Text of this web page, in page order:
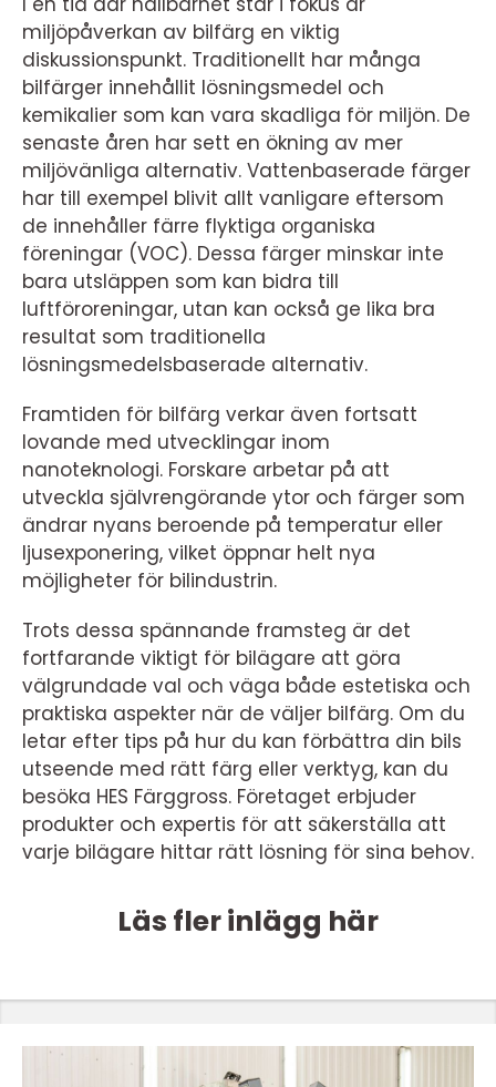
miljöpåverkan av bilfärg en viktig
diskussionspunkt. Traditionellt har många
bilfärger innehållit lösningsmedel och
kemikalier som kan vara skadliga för miljön. De
senaste åren har sett en ökning av mer
miljövänliga alternativ. Vattenbaserade färger
har till exempel blivit allt vanligare eftersom
de innehåller färre flyktiga organiska
föreningar (VOC). Dessa färger minskar inte
bara utsläppen som kan bidra till
luftföroreningar, utan kan också ge lika bra
resultat som traditionella
lösningsmedelsbaserade alternativ.
Framtiden för bilfärg verkar även fortsatt
lovande med utvecklingar inom
nanoteknologi. Forskare arbetar på att
utveckla självrengörande ytor och färger som
ändrar nyans beroende på temperatur eller
ljusexponering, vilket öppnar helt nya
möjligheter för bilindustrin.
Trots dessa spännande framsteg är det
fortfarande viktigt för bilägare att göra
välgrundade val och väga både estetiska och
praktiska aspekter när de väljer bilfärg. Om du
letar efter tips på hur du kan förbättra din bils
utseende med rätt färg eller verktyg, kan du
besöka HES Färggross. Företaget erbjuder
produkter och expertis för att säkerställa att
varje bilägare hittar rätt lösning för sina behov.
Läs fler inlägg här